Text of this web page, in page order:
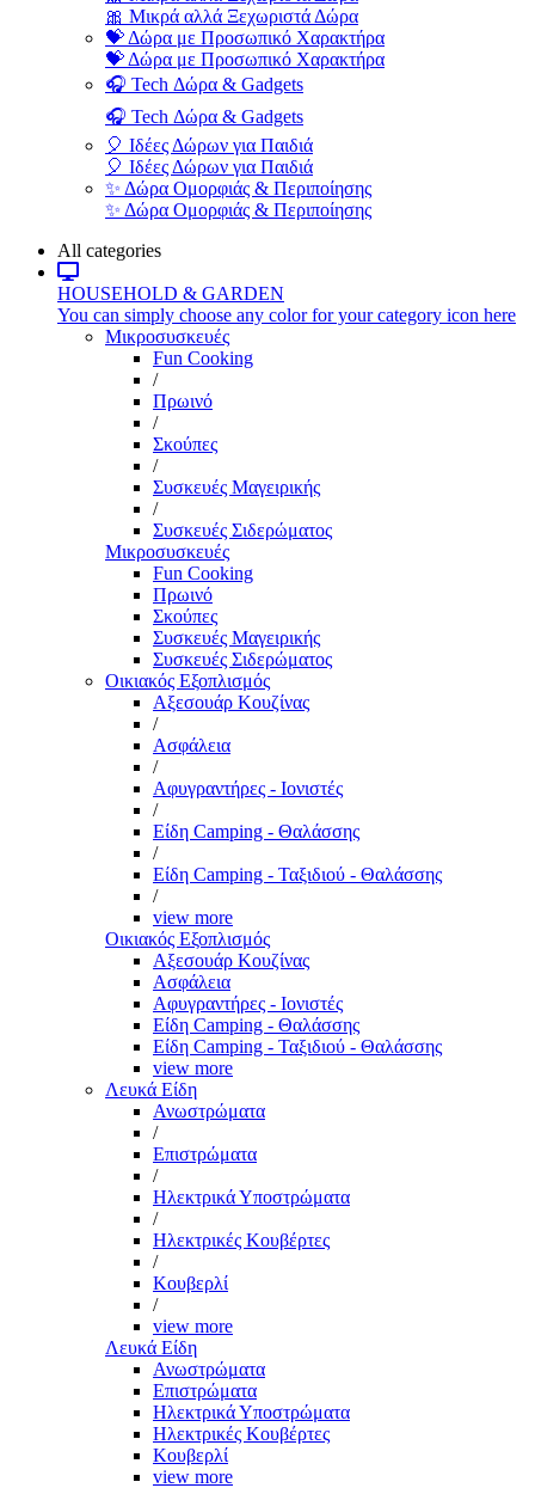
🎀 Μικρά αλλά Ξεχωριστά Δώρα
💝 Δώρα με Προσωπικό Χαρακτήρα
💝 Δώρα με Προσωπικό Χαρακτήρα
🎧 Tech Δώρα & Gadgets
🎧 Tech Δώρα & Gadgets
🎈 Ιδέες Δώρων για Παιδιά
🎈 Ιδέες Δώρων για Παιδιά
✨ Δώρα Ομορφιάς & Περιποίησης
✨ Δώρα Ομορφιάς & Περιποίησης
All categories
HOUSEHOLD & GARDEN
You can simply choose any color for your category icon here
Μικροσυσκευές
Fun Cooking
/
Πρωινό
/
Σκούπες
/
Συσκευές Μαγειρικής
/
Συσκευές Σιδερώματος
Μικροσυσκευές
Fun Cooking
Πρωινό
Σκούπες
Συσκευές Μαγειρικής
Συσκευές Σιδερώματος
Οικιακός Εξοπλισμός
Αξεσουάρ Κουζίνας
/
Ασφάλεια
/
Αφυγραντήρες - Ιονιστές
/
Είδη Camping - Θαλάσσης
/
Είδη Camping - Ταξιδιού - Θαλάσσης
/
view more
Οικιακός Εξοπλισμός
Αξεσουάρ Κουζίνας
Ασφάλεια
Αφυγραντήρες - Ιονιστές
Είδη Camping - Θαλάσσης
Είδη Camping - Ταξιδιού - Θαλάσσης
view more
Λευκά Είδη
Ανωστρώματα
/
Επιστρώματα
/
Ηλεκτρικά Υποστρώματα
/
Ηλεκτρικές Κουβέρτες
/
Κουβερλί
/
view more
Λευκά Είδη
Ανωστρώματα
Επιστρώματα
Ηλεκτρικά Υποστρώματα
Ηλεκτρικές Κουβέρτες
Κουβερλί
view more